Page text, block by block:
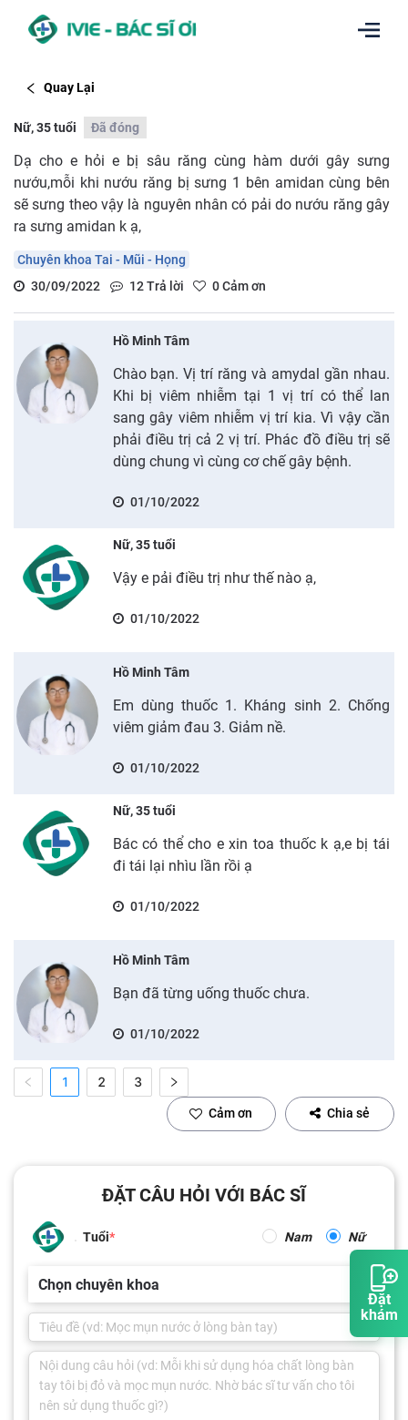
Đặt
khám
Quay Lại
Nữ, 35 tuổi Đã đóng
Dạ cho e hỏi e bị sâu răng cùng hàm dưới gây sưng
nướu,mỗi khi nướu răng bị sưng 1 bên amidan cùng bên
sẽ sưng theo vậy là nguyên nhân có pải do nướu răng gây
ra sưng amidan k ạ,
Chuyên khoa Tai - Mũi - Họng
30/09/2022
12Trả lời 0Cảm ơn
Hồ Minh Tâm
Chào bạn. Vị trí răng và amydal gần nhau.
Khi bị viêm nhiễm tại 1 vị trí có thể lan
sang gây viêm nhiễm vị trí kia. Vì vậy cần
phải điều trị cả 2 vị trí. Phác đồ điều trị sẽ
dùng chung vì cùng cơ chế gây bệnh.
01/10/2022
Nữ, 35 tuổi
Vậy e pải điều trị như thế nào ạ,
01/10/2022
Hồ Minh Tâm
Em dùng thuốc 1. Kháng sinh 2. Chống
viêm giảm đau 3. Giảm nề.
01/10/2022
Nữ, 35 tuổi
Bác có thể cho e xin toa thuốc k ạ,e bị tái
đi tái lại nhìu lần rồi ạ
01/10/2022
Hồ Minh Tâm
Bạn đã từng uống thuốc chưa.
01/10/2022
1 2 3
Cảm ơn Chia sẻ
ĐẶT CÂU HỎI VỚI BÁC SĨ
Tuổi Nam Nữ
Chọn chuyên khoa